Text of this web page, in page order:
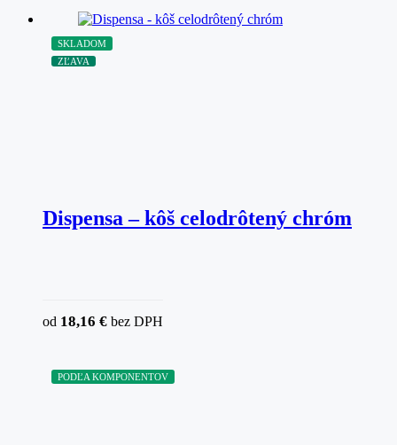
SKLADOM
ZĽAVA
Dispensa – kôš celodrôtený chróm
od 18,16 € bez DPH
PODĽA KOMPONENTOV